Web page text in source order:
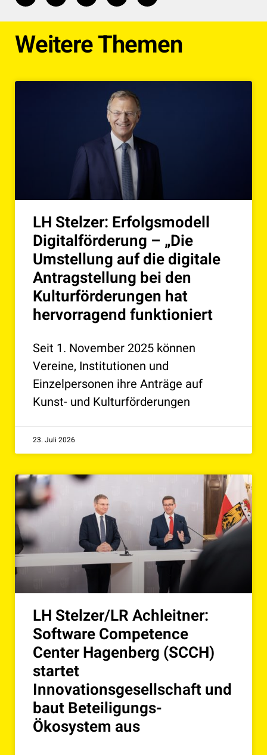
Weitere Themen
LH Stelzer: Erfolgsmodell
Digitalförderung – „Die
Umstellung auf die digitale
Antragstellung bei den
Kulturförderungen hat
hervorragend funktioniert
Seit 1. November 2025 können
Vereine, Institutionen und
Einzelpersonen ihre Anträge auf
Kunst- und Kulturförderungen
23. Juli 2026
LH Stelzer/LR Achleitner:
Software Competence
Center Hagenberg (SCCH)
startet
Innovationsgesellschaft und
baut Beteiligungs-
Ökosystem aus